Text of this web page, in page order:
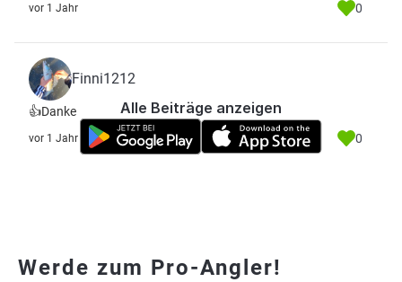
vor 1 Jahr 0
Finni1212
👍Danke
vor 1 Jahr 0
Alle Beiträge anzeigen
Werde zum Pro-Angler!